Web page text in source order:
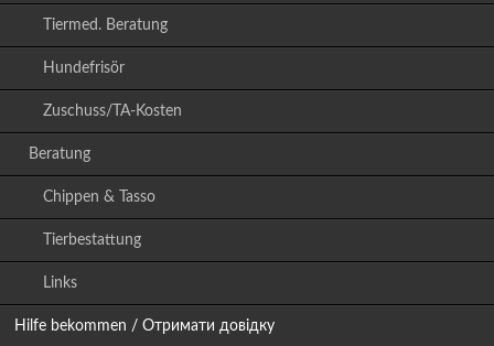
Tiermed. Beratung
Hundefrisör
Zuschuss/TA-Kosten
Beratung
Chippen & Tasso
Tierbestattung
Links
Hilfe bekommen / Отримати довідку